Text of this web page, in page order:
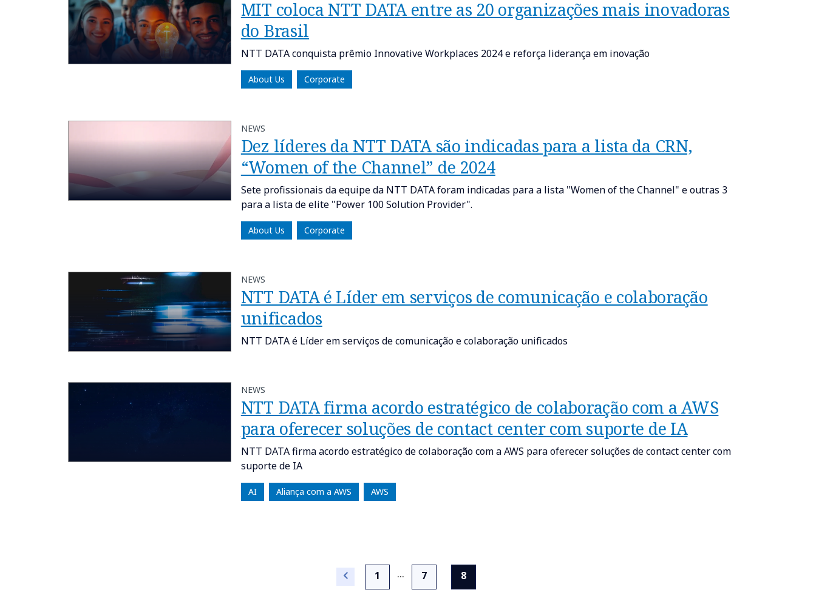
MIT coloca NTT DATA entre as 20 organizações mais inovadoras
do Brasil
NTT DATA conquista prêmio Innovative Workplaces 2024 e reforça liderança em inovação
About Us Corporate
NEWS
Dez líderes da NTT DATA são indicadas para a lista da CRN,
“Women of the Channel” de 2024
Sete profissionais da equipe da NTT DATA foram indicadas para a lista "Women of the Channel" e outras 3
para a lista de elite "Power 100 Solution Provider".
About Us Corporate
NEWS
NTT DATA é Líder em serviços de comunicação e colaboração
unificados
NTT DATA é Líder em serviços de comunicação e colaboração unificados
NEWS
NTT DATA firma acordo estratégico de colaboração com a AWS
para oferecer soluções de contact center com suporte de IA
NTT DATA firma acordo estratégico de colaboração com a AWS para oferecer soluções de contact center com
suporte de IA
AI Aliança com a AWS AWS
1 ... 7 8(current)